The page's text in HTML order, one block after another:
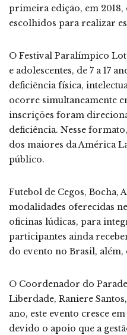
primeira edição, em
escolhidos para realizar
O Festival Paralímpico
e adolescentes, de 7 a 17
deficiência física,
ocorre simultaneamente
inscrições foram
deficiência. Nesse
dos maiores da América
público.
Futebol de Cegos, Bocha,
modalidades oferecidas
oficinas lúdicas, para
participantes ainda
do evento no Brasil, além,
O Coordenador do
Liberdade, Raniere
ano, este evento cresce
devido o apoio que a